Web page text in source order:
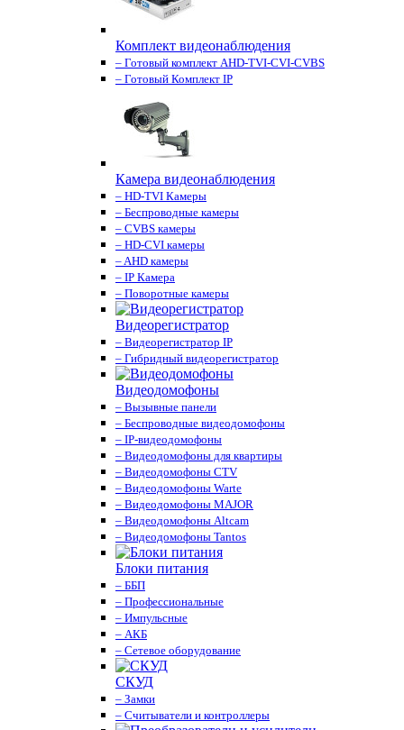
Комплект видеонаблюдения
– Готовый комплект AHD-TVI-CVI-CVBS
– Готовый Комплект IP
Камера видеонаблюдения
– HD-TVI Камеры
– Беспроводные камеры
– CVBS камеры
– HD-CVI камеры
– AHD камеры
– IP Камера
– Поворотные камеры
Видеорегистратор
– Видеорегистратор IP
– Гибридный видеорегистратор
Видеодомофоны
– Вызывные панели
– Беспроводные видеодомофоны
– IP-видеодомофоны
– Видеодомофоны для квартиры
– Видеодомофоны CTV
– Видеодомофоны Warte
– Видеодомофоны MAJOR
– Видеодомофоны Altcam
– Видеодомофоны Tantos
Блоки питания
– ББП
– Профессиональные
– Импульсные
– АКБ
– Сетевое оборудование
СКУД
– Замки
– Считыватели и контроллеры